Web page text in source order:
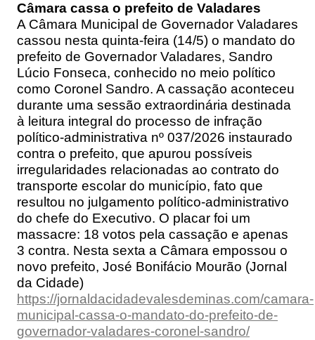
Câmara cassa o prefeito de Valadares
A Câmara Municipal de Governador Valadares
cassou nesta quinta-feira (14/5) o mandato do
prefeito de Governador Valadares, Sandro
Lúcio Fonseca, conhecido no meio político
como Coronel Sandro. A cassação aconteceu
durante uma sessão extraordinária destinada
à leitura integral do processo de infração
político-administrativa nº 037/2026 instaurado
contra o prefeito, que apurou possíveis
irregularidades relacionadas ao contrato do
transporte escolar do município, fato que
resultou no julgamento político-administrativo
do chefe do Executivo. O placar foi um
massacre: 18 votos pela cassação e apenas
3 contra. Nesta sexta a Câmara empossou o
novo prefeito, José Bonifácio Mourão (Jornal
da Cidade)
https://jornaldacidadevalesdeminas.com/camara-
municipal-cassa-o-mandato-do-prefeito-de-
governador-valadares-coronel-sandro/